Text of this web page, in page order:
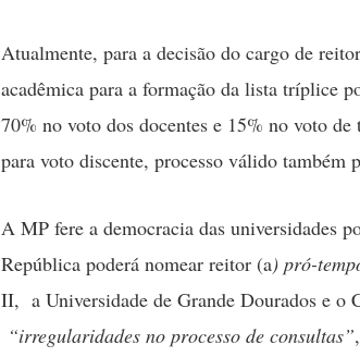
Atualmente, para a decisão do cargo de
acadêmica para a formação da lista tríplice
70% no voto dos docentes e 15% no voto
para voto discente, processo válido também
A MP fere a democracia das universidades
República poderá nomear reitor (a) pró-
II, a Universidade de Grande Dourados e o
“irregularidades no processo de consultas”